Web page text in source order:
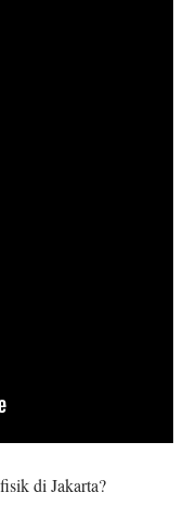
di Jakarta?